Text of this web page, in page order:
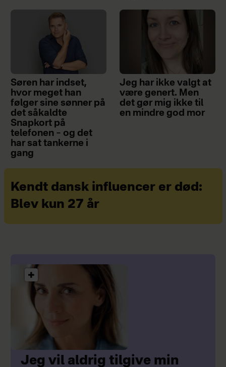
Søren har indset,
hvor meget han
følger sine sønner på
det såkaldte
Snapkort på
telefonen – og det
har sat tankerne i
gang
Jeg har ikke valgt at
være genert. Men
det gør mig ikke til
en mindre god mor
Kendt dansk influencer er død:
Blev kun 27 år
Jeg vil aldrig tilgive min